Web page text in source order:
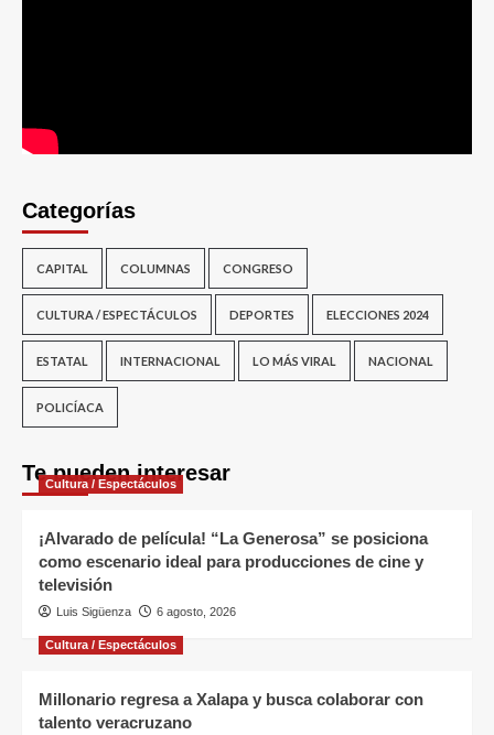
Categorías
CAPITAL COLUMNAS CONGRESO
CULTURA / ESPECTÁCULOS DEPORTES ELECCIONES 2024
ESTATAL INTERNACIONAL LO MÁS VIRAL NACIONAL
POLICÍACA
Te pueden interesar
Cultura / Espectáculos
¡Alvarado de película! “La Generosa” se posiciona
como escenario ideal para producciones de cine y
televisión
Luis Sigüenza 6 agosto, 2026
Cultura / Espectáculos
Millonario regresa a Xalapa y busca colaborar con
talento veracruzano